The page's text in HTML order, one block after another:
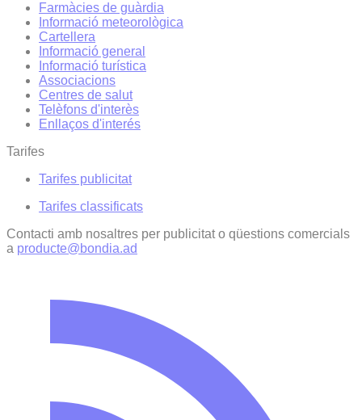
Farmàcies de guàrdia
Informació meteorològica
Cartellera
Informació general
Informació turística
Associacions
Centres de salut
Telèfons d'interès
Enllaços d'interés
Tarifes
Tarifes publicitat
Tarifes classificats
Contacti amb nosaltres per publicitat o qüestions comercials
a producte@bondia.ad